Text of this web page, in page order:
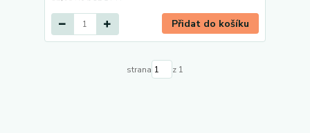
Přidat do košíku
strana z 1